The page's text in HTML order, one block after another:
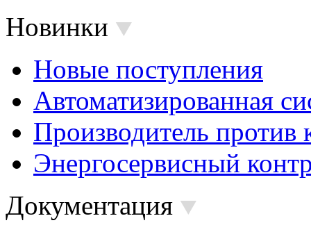
Новинки
Новые поступления
Автоматизированная
Производитель против
Энергосервисный
Документация